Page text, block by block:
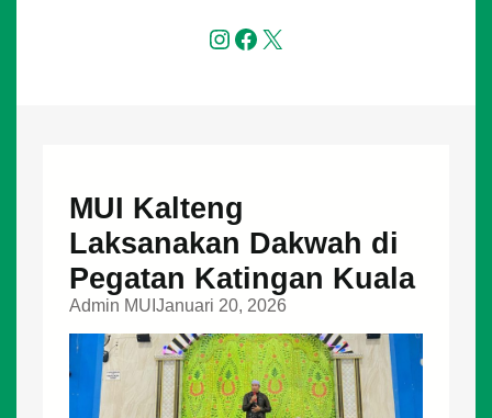
Instagram Facebook X
MUI Kalteng
Laksanakan Dakwah di
Pegatan Katingan Kuala
Admin MUIJanuari 20, 2026